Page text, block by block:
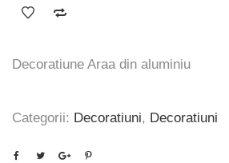
Decoratiune Araa din aluminiu
Categorii: Decoratiuni, Decoratiuni